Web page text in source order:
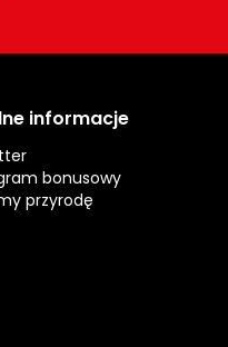
informacje
bonusowy
przyrodę